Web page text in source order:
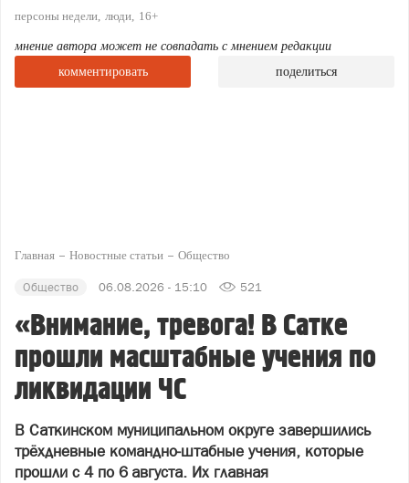
персоны недели люди 16+
мнение автора может не совпадать с мнением редакции
комментировать
поделиться
Главная Новостные статьи Общество
Общество 06.08.2026 - 15:10 521
«Внимание, тревога! В Сатке
прошли масштабные учения по
ликвидации ЧС
В Саткинском муниципальном округе завершились
трёхдневные командно‑штабные учения, которые
прошли с 4 по 6 августа. Их главная